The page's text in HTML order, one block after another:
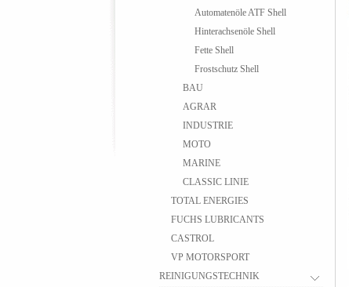
Automatenöle ATF Shell
Hinterachsenöle Shell
Fette Shell
Frostschutz Shell
BAU
AGRAR
INDUSTRIE
MOTO
MARINE
CLASSIC LINIE
TOTAL ENERGIES
FUCHS LUBRICANTS
CASTROL
VP MOTORSPORT
REINIGUNGSTECHNIK